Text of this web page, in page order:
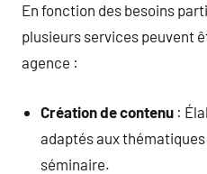
En fonction des besoins
plusieurs services peuvent
agence :
Création de contenu :
adaptés aux
séminaire.